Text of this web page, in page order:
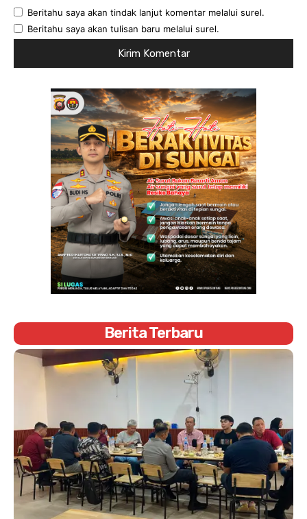
Beritahu saya akan tindak lanjut komentar melalui surel.
Beritahu saya akan tulisan baru melalui surel.
Berita Terbaru